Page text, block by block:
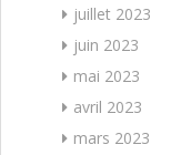
juillet 2023
juin 2023
mai 2023
avril 2023
mars 2023